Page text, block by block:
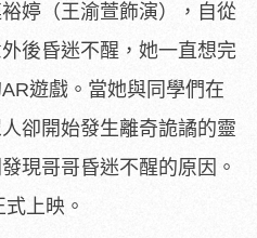
婷（王渝萱飾演），自從
後昏迷不醒，她一直想完
遊戲。當她與同學們在
卻開始發生離奇詭譎的靈
現哥哥昏迷不醒的原因。
上映。